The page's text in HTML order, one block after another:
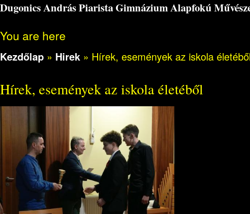
Dugonics András Piarista Gimnázium Alapfokú
You are here
Kezdőlap » Hirek » Hírek, események az iskola életéből
Hírek, események az iskola életéből